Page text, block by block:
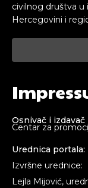
civilnog društva u
Hercegovini i
Osnivač i izdavač
Centar za
Urednica
Izvršne urednice:
Lejla Mijović,